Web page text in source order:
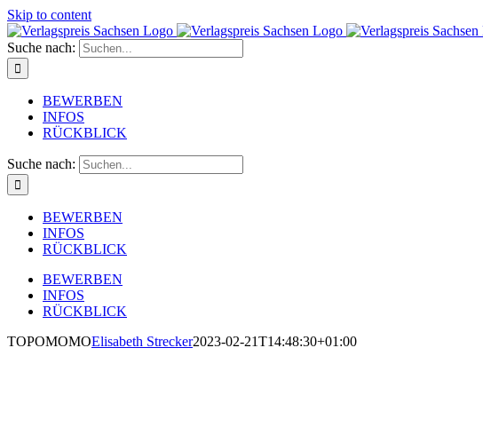
Skip to content
Suche nach:
BEWERBEN
INFOS
RÜCKBLICK
Suche nach:
BEWERBEN
INFOS
RÜCKBLICK
BEWERBEN
INFOS
RÜCKBLICK
TOPOMOMOElisabeth Strecker2023-02-21T14:48:30+01:00